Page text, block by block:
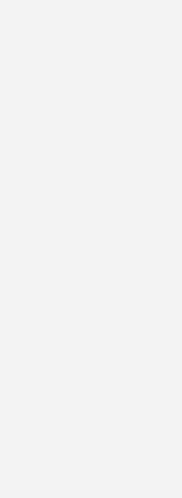
betrachtet
angeschaut und diese
und Speicher dem Nutzen
Hier hat er einerseits einen
gegen eine Solaranlage
dieses Haushaltes hat er
wobei er
hat. Die Haushalte mit
und Eigentümer der
hat Löschel wiederum auf
und Wirtschaft (HTW)
Die Kostenfaktoren für die
Pachtvertrag von Enpal.
die Kosten für den
steigen. Der Haushalt, der
hat zunächst hohe
fast bei Null. Wobei
einmal eine höhere